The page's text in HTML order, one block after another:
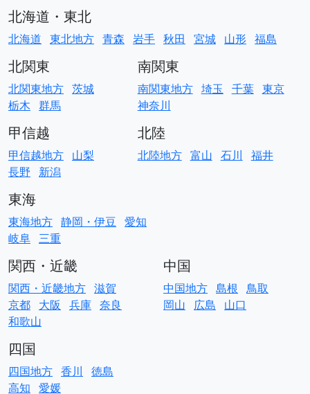
北海道・東北
北海道 東北地方 青森 岩手 秋田 宮城 山形 福島
北関東
北関東地方 茨城
栃木 群馬
南関東
南関東地方 埼玉 千葉 東京
神奈川
甲信越
甲信越地方 山梨
長野
新潟
北陸
北陸地方 富山 石川 福井
東海
東海地方 静岡・伊豆 愛知
岐阜 三重
関西・近畿
関西・近畿地方 滋賀
京都 大阪 兵庫 奈良
和歌山
中国
中国地方 島根 鳥取
岡山
広島 山口
四国
四国地方 香川
徳島
高知 愛媛